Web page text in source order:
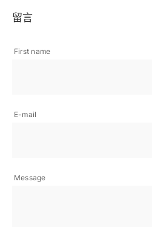
留言
First name
E-mail
Message